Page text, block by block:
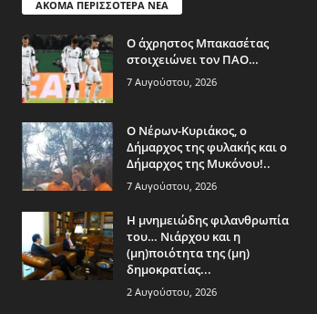
ΑΚΟΜΑ ΠΕΡΙΣΣΟΤΕΡΑ ΝΕΑ
Ο άχρηστος Μπακασέτας
στοιχειώνει τον ΠΑΟ…
7 Αυγούστου, 2026
Ο Νέρων-Κυριάκος, o
Δήμαρχος της φυλακής και ο
Δήμαρχος της Μυκόνου!..
7 Αυγούστου, 2026
Η μνημειώδης φιλανθρωπία
του… Νιάρχου και η
(μη)ποιότητα της (μη)
δημοκρατίας...
2 Αυγούστου, 2026